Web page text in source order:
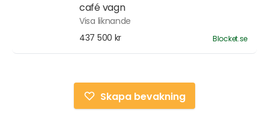
café vagn
Visa liknande
437 500 kr
Blocket.se
Skapa bevakning